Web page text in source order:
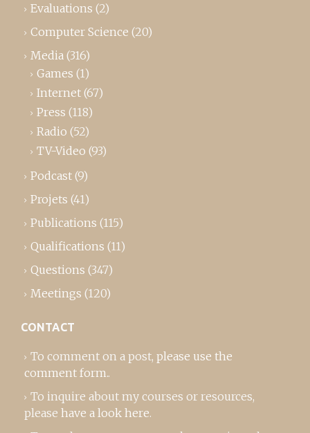
Evaluations (2)
Computer Science (20)
Media (316)
Games (1)
Internet (67)
Press (118)
Radio (52)
TV-Video (93)
Podcast (9)
Projets (41)
Publications (115)
Qualifications (11)
Questions (347)
Meetings (120)
CONTACT
To comment on a post, please use the
comment form..
To inquire about my courses or resources,
please have a look here.